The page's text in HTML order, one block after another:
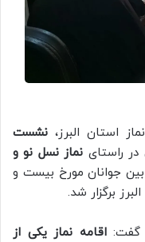
استان البرز، نشست
در راستای نماز نسل نو و
بین جوانان مورخ بیست و
برگزار شد.
گفت:اقامه نماز یکی از